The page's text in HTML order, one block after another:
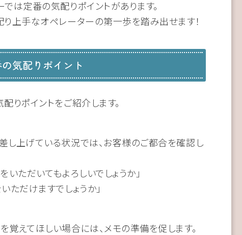
は定番の気配りポイントがあります。
り上手なオペレーターの第一歩を踏み出せます！
気配りポイント
りポイントをご紹介します。
し上げている状況では、お客様のご都合を確認し
いただいてもよろしいでしょうか」
ただけますでしょうか」
えてほしい場合には、メモの準備を促します。